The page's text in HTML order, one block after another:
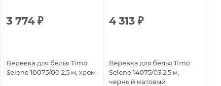
3 774₽
Веревка для белья Timo
Selene 10075/00 2,5 м, хром
4 313 ₽
Веревка для белья Timo
Selene 14075/03 2,5 м,
черный матовый